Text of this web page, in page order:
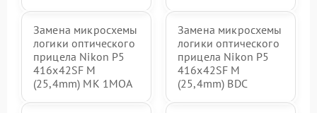
Замена микросхемы
логики оптического
прицела Nikon P5
416x42SF M
(25,4mm) MK 1MOA
Замена микросхемы
логики оптического
прицела Nikon P5
416x42SF M
(25,4mm) BDC